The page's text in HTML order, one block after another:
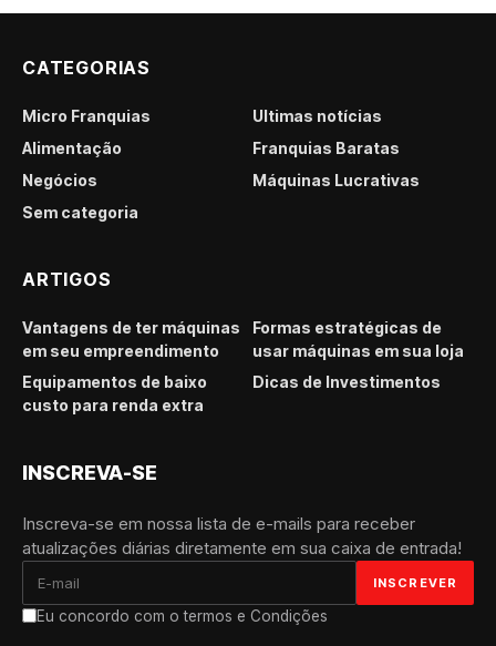
CATEGORIAS
Micro Franquias
Últimas notícias
Alimentação
Franquias Baratas
Negócios
Máquinas Lucrativas
Sem categoria
ARTIGOS
Vantagens de ter máquinas
em seu empreendimento
Formas estratégicas de
usar máquinas em sua loja
Equipamentos de baixo
custo para renda extra
Dicas de Investimentos
INSCREVA-SE
Inscreva-se em nossa lista de e-mails para receber
atualizações diárias diretamente em sua caixa de entrada!
Eu concordo com o termos e Condições